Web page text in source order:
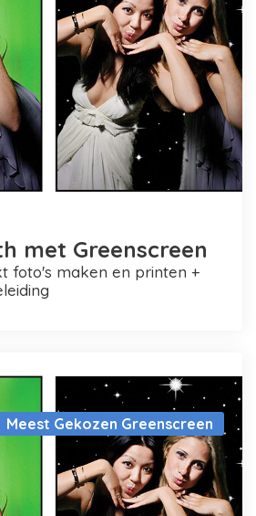
met Greenscreen
Meest Gekozen Greenscreen